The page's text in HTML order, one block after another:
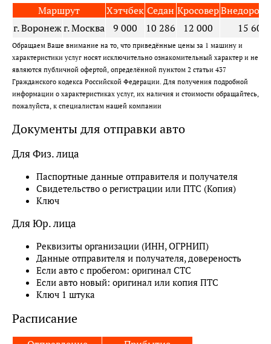
Маршрут Хэтчбек Седан Кросовер
г. Воронежг. Москва 9 000 10 286 12 000 15 600
Обращаем Ваше внимание на то, что приведённые цены за 1 машину и
характеристики услуг носят исключительно ознакомительный характер и не
являются публичной офертой, определённой пунктом 2 статьи 437
Гражданского кодекса Российской Федерации. Для получения подробной
информации о характеристиках услуг, их наличия и стоимости обращайтесь,
пожалуйста, к специалистам нашей компании
Документы для отправки авто
Для Физ. лица
Паспортные данные отправителя и получателя
Свидетельство о регистрации или ПТС (Копия)
Ключ
Для Юр. лица
Реквизиты организации (ИНН, ОГРНИП)
Данные отправителя и получателя, довереность
Если авто с пробегом: оригинал СТС
Если авто новый: оригинал или копия ПТС
Ключ 1 штука
Расписание